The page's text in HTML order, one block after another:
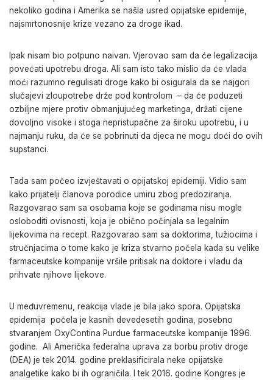
nekoliko godina i Amerika se našla usred opijatske epidemije,
najsmrtonosnije krize vezano za droge ikad.
Ipak nisam bio potpuno naivan. Vjerovao sam da će legalizacija
povećati upotrebu droga. Ali sam isto tako mislio da će vlada
moći razumno regulisati droge kako bi osigurala da se najgori
slučajevi zloupotrebe drže pod kontrolom – da će poduzeti
ozbiljne mjere protiv obmanjujućeg marketinga, držati cijene
dovoljno visoke i stoga nepristupačne za široku upotrebu, i u
najmanju ruku, da će se pobrinuti da djeca ne mogu doći do ovih
supstanci.
Tada sam počeo izvještavati o opijatskoj epidemiji. Vidio sam
kako prijatelji članova porodice umiru zbog predoziranja.
Razgovarao sam sa osobama koje se godinama nisu mogle
osloboditi ovisnosti, koja je obično počinjala sa legalnim
lijekovima na recept. Razgovarao sam sa doktorima, tužiocima i
stručnjacima o tome kako je kriza stvarno počela kada su velike
farmaceutske kompanije vršile pritisak na doktore i vladu da
prihvate njihove lijekove.
U međuvremenu, reakcija vlade je bila jako spora. Opijatska
epidemija počela je kasnih devedesetih godina, posebno
stvaranjem OxyContina Purdue farmaceutske kompanije 1996.
godine. Ali Američka federalna uprava za borbu protiv droge
(DEA) je tek 2014. godine preklasificirala neke opijatske
analgetike kako bi ih ograničila. I tek 2016. godine Kongres je